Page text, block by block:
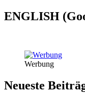
ENGLISH
Werbung
Neueste